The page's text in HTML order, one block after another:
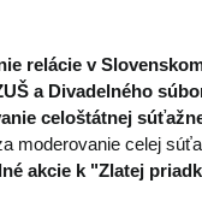
relácie v
a Divadelného
celoštátnej
moderovanie celej
akcie k "Zlatej